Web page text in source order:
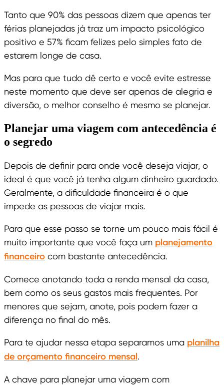
Tanto que 90% das pessoas dizem que apenas ter
férias planejadas já traz um impacto psicológico
positivo e 57% ficam felizes pelo simples fato de
estarem longe de casa.
Mas para que tudo dê certo e você evite estresse
neste momento que deve ser apenas de alegria e
diversão, o melhor conselho é mesmo se planejar.
Planejar uma viagem com antecedência é
o segredo
Depois de definir para onde você deseja viajar, o
ideal é que você já tenha algum dinheiro guardado.
Geralmente, a dificuldade financeira é o que
impede as pessoas de viajar mais.
Para que esse passo se torne um pouco mais fácil é
muito importante que você faça um planejamento
financeiro com bastante antecedência.
Comece anotando toda a renda mensal da casa,
bem como os seus gastos mais frequentes. Por
menores que sejam, anote, pois podem fazer a
diferença no final do mês.
Para te ajudar nessa etapa separamos uma planilha
de orçamento financeiro mensal.
A chave para planejar uma viagem com